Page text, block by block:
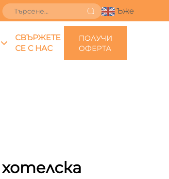
Ъже
СВЪРЖЕТЕ
СЕ С НАС
ПОЛУЧИ
ОФЕРТА